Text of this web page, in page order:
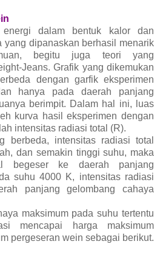
energi dalam bentuk kalor dan
yang dipanaskan berhasil menarik
begitu juga teori yang
Jeans. Grafik yang dikemukan
dengan garfik eksperimen
hanya pada daerah panjang
berimpit. Dalam hal ini, luas
kurva hasil eksperimen dengan
intensitas radiasi total (R).
berbeda, intensitas radiasi total
dan semakin tinggi suhu, maka
begeser ke daerah panjang
suhu 4000 K, intensitas radiasi
panjang gelombang cahaya
maksimum pada suhu tertentu
mencapai harga maksimum
pergeseran wein sebagai berikut.